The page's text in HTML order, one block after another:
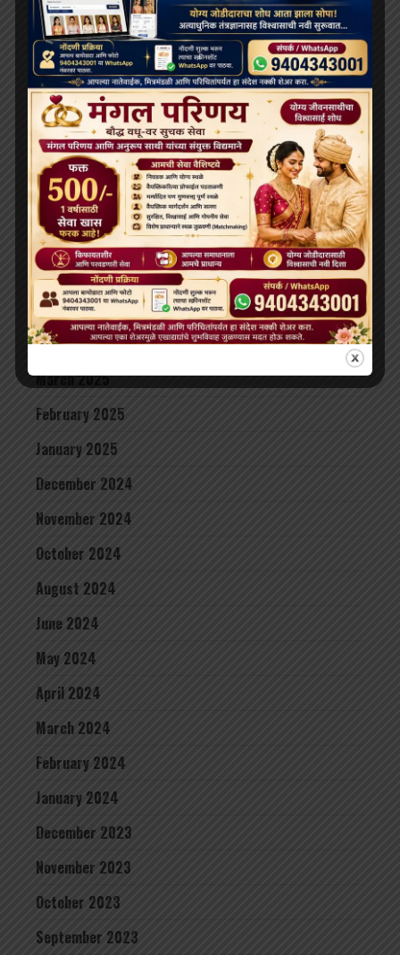
January 2026
December 2025
November 2025
October 2025
September 2025
August 2025
July 2025
June 2025
May 2025
April 2025
March 2025
February 2025
January 2025
December 2024
November 2024
October 2024
August 2024
June 2024
May 2024
April 2024
March 2024
February 2024
January 2024
December 2023
November 2023
October 2023
September 2023